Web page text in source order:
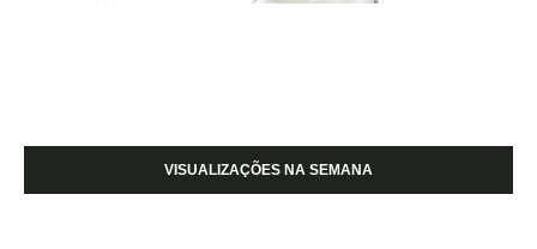
VISUALIZAÇÕES NA SEMANA